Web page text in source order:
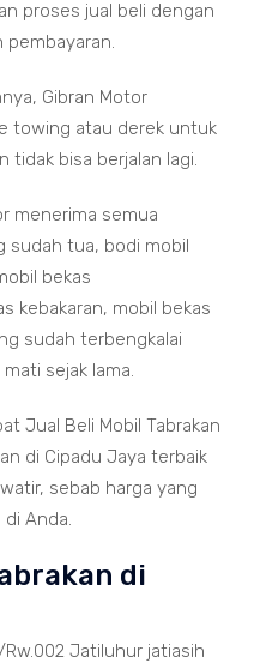
proses jual beli dengan
Gibran Motor
towing atau derek untuk
tidak bisa berjalan lagi.
menerima semua
sudah tua, bodi mobil
bekas
kebakaran, mobil bekas
sudah terbengkalai
sejak lama.
Jual Beli Mobil Tabrakan
di Cipadu Jaya terbaik
sebab harga yang
Anda.
di
Jatiluhur jatiasih